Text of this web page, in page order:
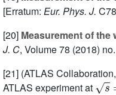
[Erratum: Eur. Phys. J.
[20] Measurement of the
J. C, Volume 78 (2018)
[21] (ATLAS
ATLAS experiment at
s=8